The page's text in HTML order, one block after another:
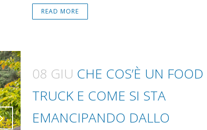
READ MORE
08 GIU CHE COS’È UN FOOD
TRUCK E COME SI STA
EMANCIPANDO DALLO